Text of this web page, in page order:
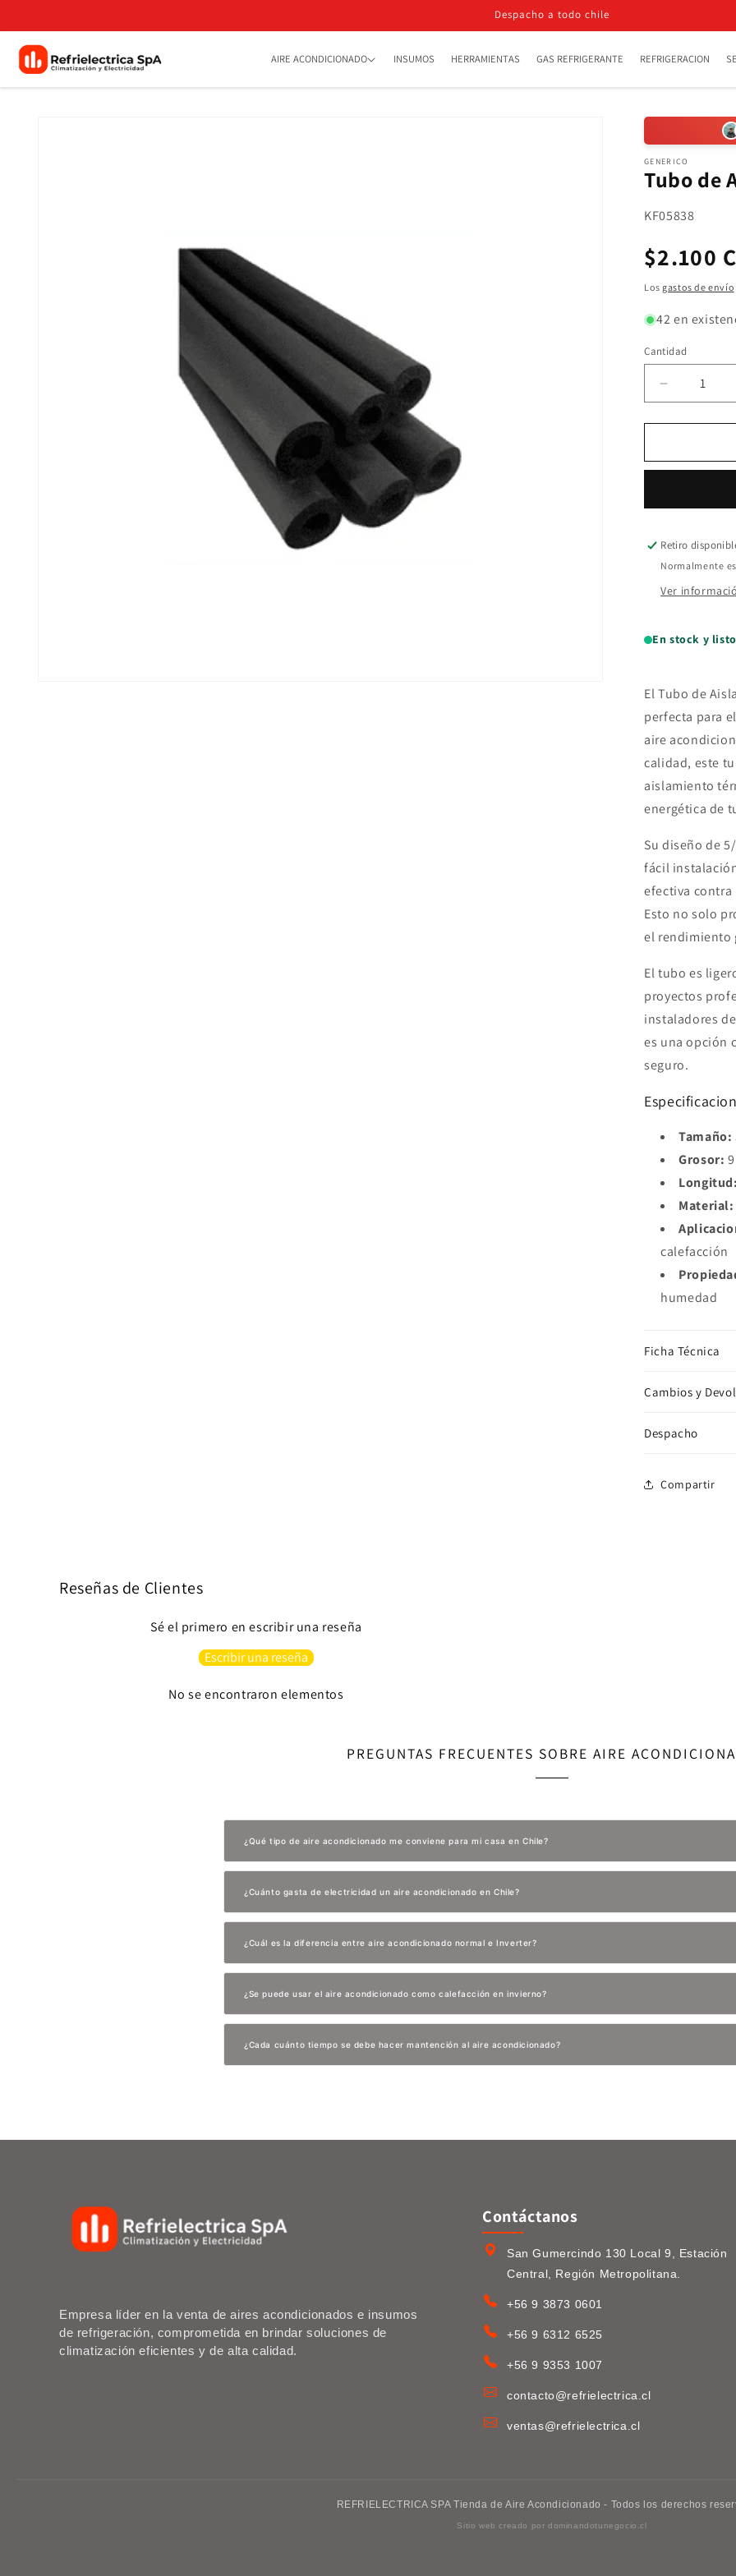
al contenido
Despacho a todo chile
AIRE ACONDICIONADO INSUMOS HERRAMIENTAS GAS REFRIGERANTE REFRIGERACION
GENERICO
Tubo de
SKU:
KF05838
Precio
$2.100
Los gastos de envío
42 en
Cantidad
Reducir
cantidad
para
de
5/8
9
mm
1.80mts
Retiro
Normalmente
Ver
En stock y
El Tubo de
perfecta para
aire
calidad, este
aislamiento
energética de
Su diseño de
fácil
efectiva contra
Esto no solo
el rendimiento
El tubo es
proyectos
instaladores
es una opción
seguro.
Tamaño:
Grosor:
Material:
calefacción
humedad
Ficha Técnica
Cambios y
Despacho
Compartir
Reseñas de Clientes
Sé el primero en escribir una reseña
Escribir una reseña
No se encontraron elementos
PREGUNTAS FRECUENTES SOBRE AIRE
¿Qué tipo de aire acondicionado me conviene para mi casa en Chile?
¿Cuánto gasta de electricidad un aire acondicionado en Chile?
¿Cuál es la diferencia entre aire acondicionado normal e Inverter?
¿Se puede usar el aire acondicionado como calefacción en invierno?
¿Cada cuánto tiempo se debe hacer mantención al aire acondicionado?
Empresa líder en la venta de aires acondicionados e insumos
de refrigeración, comprometida en brindar soluciones de
climatización eficientes y de alta calidad.
Contáctanos
San Gumercindo 130 Local 9, Estación
Central, Región Metropolitana.
+56 9 3873 0601
+56 9 6312 6525
+56 9 9353 1007
contacto@refrielectrica.cl
ventas@refrielectrica.cl
REFRIELECTRICA SPA Tienda de Aire Acondicionado - Todos los derechos
Sitio web creado por dominandotunegocio.cl